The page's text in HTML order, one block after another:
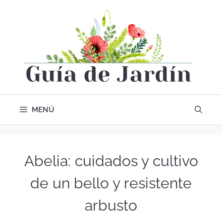
MENÚ
Abelia: cuidados y cultivo
de un bello y resistente
arbusto